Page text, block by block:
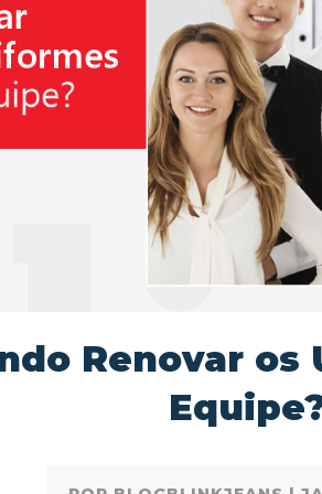
Renovar os